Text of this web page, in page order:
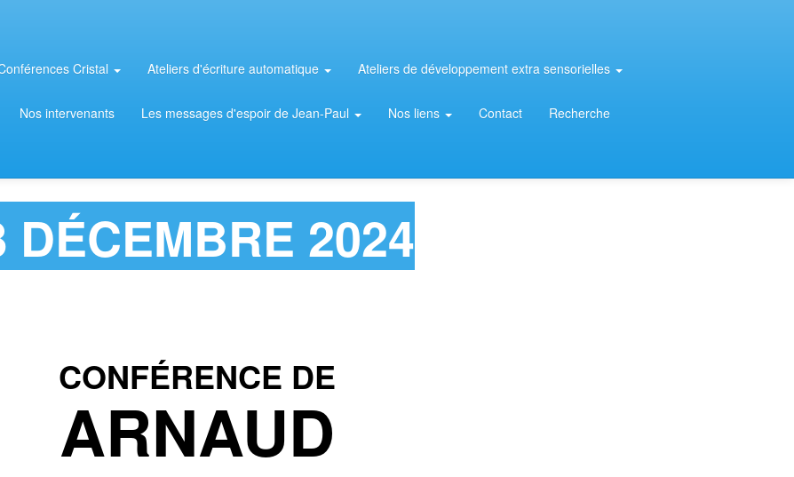
Cristal Ateliers d'écriture automatique Ateliers de développement extra sensorielles
Nos intervenants Les messages d'espoir de Jean-Paul Nos liens Contact Recherche
DÉCEMBRE 2024
CONFÉRENCE DE
ARNAUD